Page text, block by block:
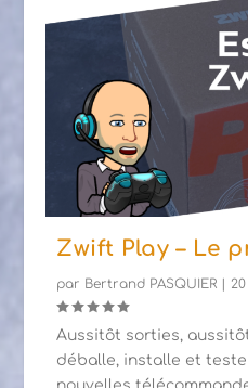
Zwift Play – Le
par Bertrand PASQUIER |
Aussitôt sorties,
déballe, installe et teste